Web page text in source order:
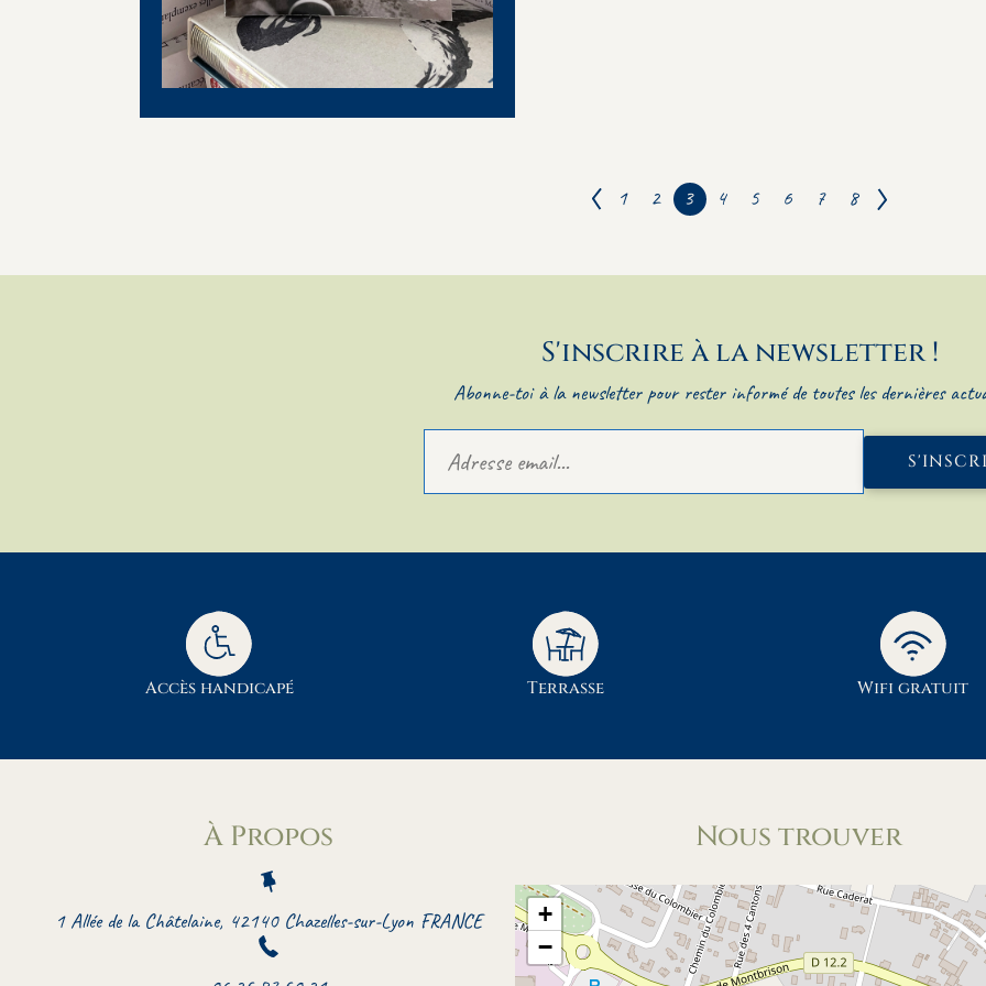
1 2 3 4 5 6 7
8
S'inscrire à la newsletter !
Abonne-toi à la newsletter pour rester informé de toutes les dernières
Accès handicapé Terrasse Wifi gratuit
À Propos
1 Allée de la Châtelaine, 42140 Chazelles-sur-Lyon FRANCE
Nous trouver
+
−